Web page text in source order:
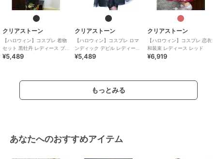
クリアストーン
【ハロウィン】コスプレ 着物
セット 黒牡丹 レディース ブラ
ック
¥5,489
クリアストーン
【ハロウィン】コスプレ ロマ
ンディック デビル レディース
ブラック
¥5,489
クリアストーン
【ハロウィン】コスプレ 恋衣
和装束 レディース レッド
¥6,919
もっとみる
あなたへのおすすめアイテム